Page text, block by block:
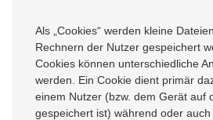
Als „Cookies“ werden kleine
Rechnern der Nutzer gespeichert
Cookies können unterschiedliche
werden. Ein Cookie dient primär
einem Nutzer (bzw. dem Gerät auf
gespeichert ist) während oder